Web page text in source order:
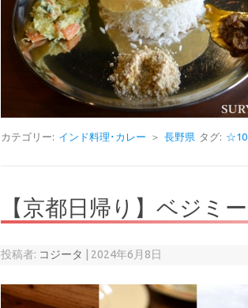
カテゴリー: インド料理･カレー ＞ 長野県 タグ: ☆10
【京都日帰り】ベジミ
投稿者: コジータ 2024年6月8日